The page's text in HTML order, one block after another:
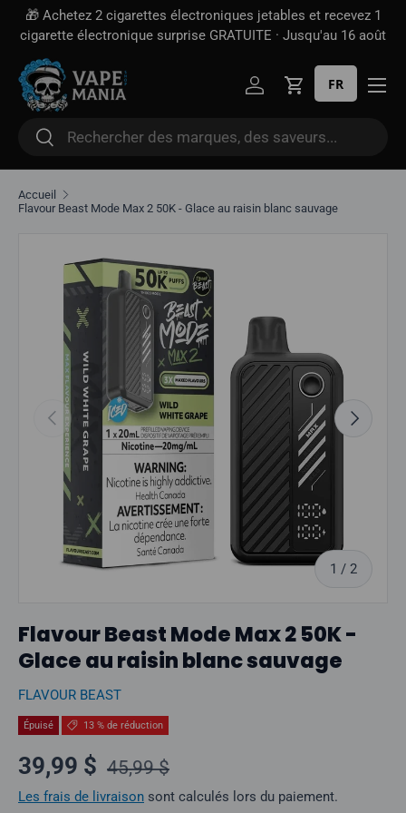
Aller directement au contenu
🎁 Achetez 2 cigarettes électroniques jetables et recevez 1
cigarette électronique surprise GRATUITE · Jusqu'au 16 août
Rechercher
Rechercher
Se connecter
Panier
FR
Accueil
Flavour Beast Mode Max 2 50K - Glace au raisin blanc sauvage
Aller directement aux informations sur le produit
Précédent
1 / sur
2
Suivant
Flavour Beast Mode Max 2 50K -
Glace au raisin blanc sauvage
FLAVOUR BEAST
Épuisé 13 % de réduction
Prix soldé
39,99 $ Prix normal
45,99 $
Les frais de livraison sont calculés lors du paiement.